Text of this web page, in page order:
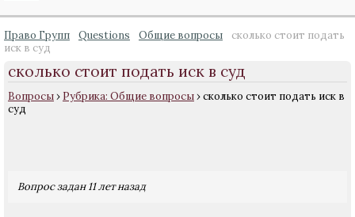
Право Групп Questions Общие вопросы
сколько стоит подать
иск в суд
сколько стоит подать иск в суд
Вопросы› Рубрика: Общие вопросы›сколько стоит подать иск в
суд
Вопрос задан 11 лет назад